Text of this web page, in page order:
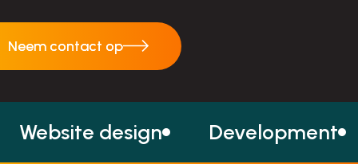
Neem contact op
Neem contact op
Website design Development